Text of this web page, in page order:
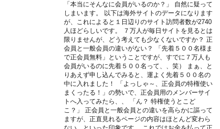
「本当にそんなに会員がいるのか？」 自然に疑って
しまいます。 以下は海外サイトのデータになります
が、これによると１日辺りのサイト訪問者数が2740
人ほどらしいです。 ７万人が毎日サイトを見るとは
限りませんが、どう考えても少なくないですか？ 正
会員と一般会員の違いがない？ 「先着５００名様ま
で正会員無料」ということですが、すでに７万人も
会員がいるのに先着５００名って、、笑） まぁ、と
りあえず申し込んでみると、運よく先着５００名の
中に入れました！ 「よっしゃ～、正会員の特権使い
まくったる！」の勢いで、正会員用のメンバーサイ
トへ入ってみたら、、 「ん？ 特権使うとこど
こ？」 正会員と一般会員との違いを高らかに謳って
ますが、正直見れるページの内容はほとんど変わら